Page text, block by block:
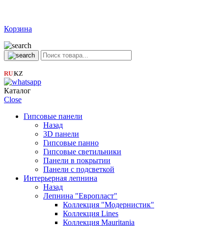
Корзина
RU|KZ
Каталог
Close
Гипсовые панели
Назад
3D панели
Гипсовые панно
Гипсовые светильники
Панели в покрытии
Панели с подсветкой
Интерьерная лепнина
Назад
Лепнина "Европласт"
Коллекция "Модернистик"
Коллекция Lines
Коллекция Mauritania